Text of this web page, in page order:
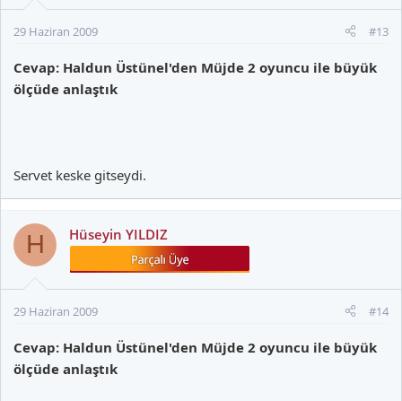
29 Haziran 2009 #13
Cevap: Haldun Üstünel'den Müjde 2 oyuncu ile büyük
ölçüde anlaştık
Servet keske gitseydi.
H Hüseyin YILDIZ
29 Haziran 2009 #14
Cevap: Haldun Üstünel'den Müjde 2 oyuncu ile büyük
ölçüde anlaştık